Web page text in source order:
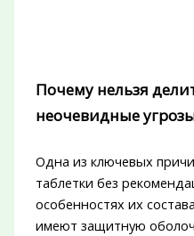
Почему нельзя
неочевидные
Одна из ключевых
таблетки без
особенностях их
имеют защитную